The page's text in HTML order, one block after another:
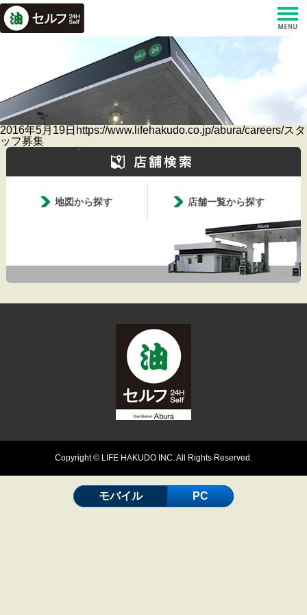
2016年5月19日https://www.lifehakudo.co.jp/abura/careers/スタ
ッフ募集
地図から探す 店舗一覧から探す
Copyright © LIFE HAKUDO INC. All Rights Reserved.
モバイル PC